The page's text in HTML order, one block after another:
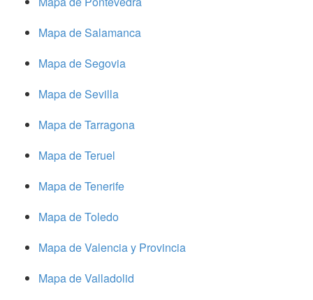
Mapa de Salamanca
Mapa de Segovia
Mapa de Sevilla
Mapa de Tarragona
Mapa de Teruel
Mapa de Tenerife
Mapa de Toledo
Mapa de Valencia y Provincia
Mapa de Valladolid